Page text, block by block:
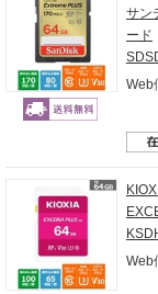
サン
ード
Web
Web